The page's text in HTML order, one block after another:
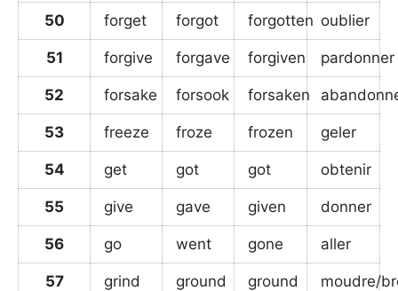
50 forget forgot forgotten oublier
51 forgive forgave forgiven pardonner
52 forsake forsook forsaken
53 freeze froze frozen geler
54 get got got obtenir
55 give gave given donner
56 go went gone aller
57 grind ground ground moudre/